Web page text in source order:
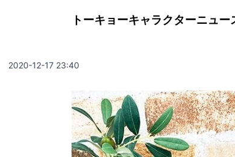
トーキョーキャラクターニュ
2020-12-17 23:40